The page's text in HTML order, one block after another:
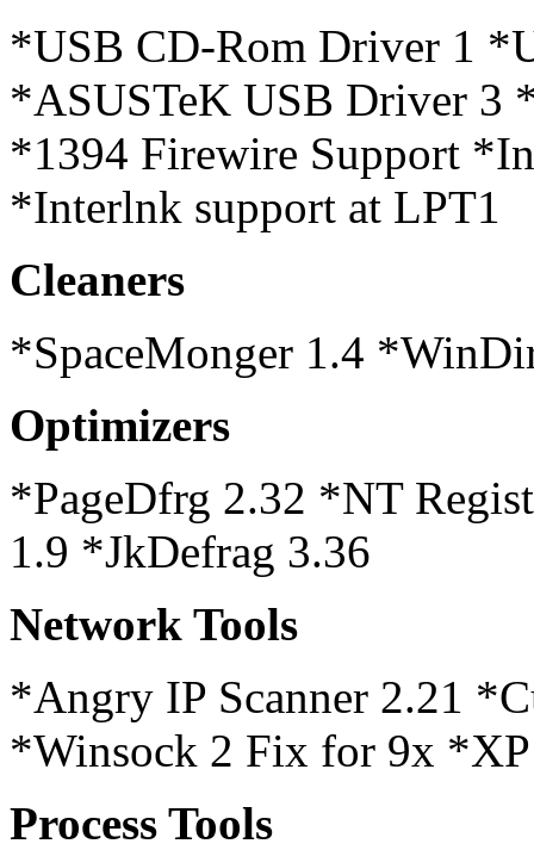
*USB CD-Rom Driver 1
*ASUSTeK USB Driver 3
*1394 Firewire Support
*Interlnk support at LPT1
Cleaners
*SpaceMonger 1.4
Optimizers
*PageDfrg 2.32 *NT
1.9 *JkDefrag 3.36
Network Tools
*Angry IP Scanner 2.21
*Winsock 2 Fix for 9x
Process Tools